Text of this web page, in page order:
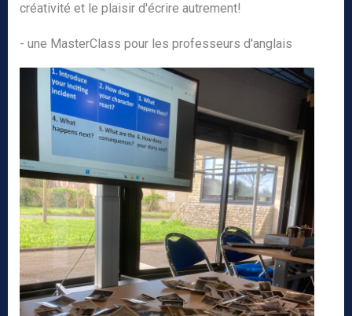
créativité et le plaisir d'écrire autrement!
- une MasterClass pour les professeurs d'anglais